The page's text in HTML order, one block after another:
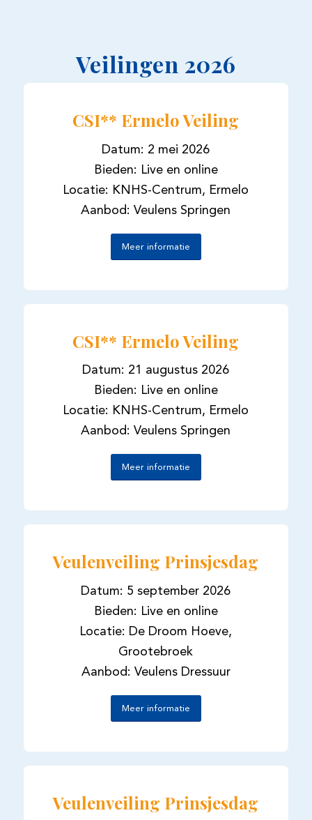
Veilingen 2026
CSI** Ermelo Veiling
Datum: 2 mei 2026
Bieden: Live en online
Locatie: KNHS-Centrum, Ermelo
Aanbod: Veulens Springen
Meer informatie
CSI** Ermelo Veiling
Datum: 21 augustus 2026
Bieden: Live en online
Locatie: KNHS-Centrum, Ermelo
Aanbod: Veulens Springen
Meer informatie
Veulenveiling Prinsjesdag
Datum: 5 september 2026
Bieden: Live en online
Locatie: De Droom Hoeve,
Grootebroek
Aanbod: Veulens Dressuur
Meer informatie
Veulenveiling Prinsjesdag